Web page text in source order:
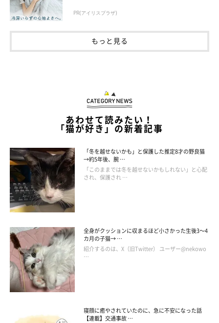
飼い主さんいわく、カニちゃんは「典型的なツンデレで甘えん
なコ。抱っこされたり、なでられたりするのはあまり好きで
はないようですが、飼い主さんの姿が見えないのは嫌なのだそ
う。
必ず目の届く場所にいて、飼い主さんが部屋を移動してもいつの
間にか近くにいる様子が見られるそうです。
PR(アイリスプラザ)
もっと見る
あわせて読みたい！
「猫が好き」の新着記事
「冬を越せないかも」と保護した推定8才の野良猫
→約5年後、腕 …
「このままでは冬を越せないかもしれない」と心配
され、保護され …
全身がクッションに収まるほど小さかった生後3～4
カ月の子猫→ …
紹介するのは、X（旧Twitter） ユーザー@nekowo
…
寝顔に癒やされていたのに、急に不安になった話
【連載】交通事故 …